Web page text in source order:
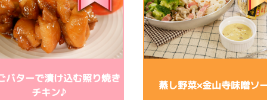
バターで漬け込む照り焼き
チキン♪
蒸し野菜×金山寺味噌ソ